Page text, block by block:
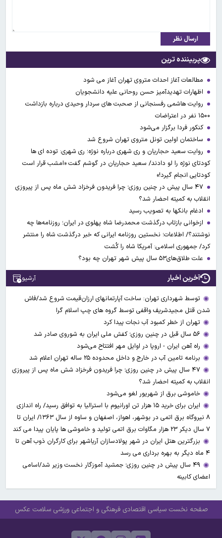
ارسال نظر
پربیننده ترین
مطالعات آغاز احداث متروی تهران آغاز می شود
اظهارات تهدیدآمیز حسن روحانی علیه دانشجویان
روایت هاشمی رفسنجانی از صحبت های سردار وحیدی درباره بازداشت
۱۵۰۰ نفر در اعتراضات
کنکور فردا برگزار می‌شود
ساختمان اولین تونل متروی تهران شروع شد
روایت سعید حجاریان و ری شهری درباره نوژه؛ ری شهری: توده ای ها
کودتای نوژه را لو دادند/ سعید حجاریان در گوشم گفت «امشب قرار است
کودتایی انجام گیرد!»
۴۷ سال پیش در چنین روزی؛ چرا فریدون فرخزاد شش ماه پس از پیروزی
انقلاب به کمیته احضار شد؟
ادغام بانکها به تصویب رسید
ازخوانی بازتاب درگذشت محمدرضا شاه پهلوی در ایران؛ روزنامه‌ها چه
نوشتند؟/ اطلاعات؛ نخستین روزنامه ایرانی که خبر درگذشت شاه را منتشر
کرد/ جمهوری اسلامی: آمریکا شاه را کُشت
علت طلاق‌های۵۳ سال پیش شهر تهران چه بود؟
آخرین اخبار آرشیو
توسط شهرداری تهران: ساخت آپارتمانهای ارزان‌قیمت شروع شد/فاش
شدن قتل مجیدشریف واقفی توسط گروه های چپ اسلام گرا
تهران از خطر کمبود آب نجات پیدا کرد
۵۶ سال قبل در چنین روزی؛ کفش ملی ایران به شوروی صادر شد
راه آهن ایران - اروپا در اوایل مهر افتتاح می‌شود
برنامه تامین آب در خارج و داخل محدوده ۲۵ ساله تهران اعلام شد
۴۷ سال پیش در چنین روزی؛ چرا فریدون فرخزاد شش ماه پس از پیروزی
انقلاب به کمیته احضار شد؟
خاموشی برق از شهریور لغو می‌شود
ایران برای خرید ۱۵ هزار تن اورانیوم با استرالیا به توافق رسید/ راه اندازی
۸ نیروگاه برق اتمی در بوشهر، اهواز، اصفهان و ساوه از سال ۱۳۶۳/ ایران تا
۷ سال دیکر ۲۳ هزار مگاوات برق اتمی تولید و خاموشی ها پایان پیدا می کند
بزرگترین هتل ایران در شهر پولادسازان آریاشهر برای کارگران ذوب آهن تا
۴ ماه دیگر به بهره برداری می رسد
۴۹ سال پیش در چنین روزی؛ جمشید آموزگار نخست وزیر شد/اسامی
اعضای کابینه
صفحه نخست سیاسی اقتصادی فرهنگی و اجتماعی ورزشی سلامت عکس